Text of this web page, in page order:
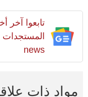
تابعوا آخر
news
مواد ذات